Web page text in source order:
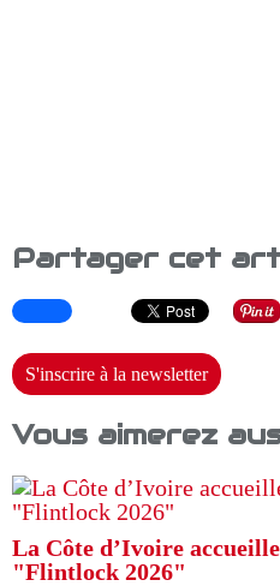
Partager cet
S'inscrire à la newsletter
Vous aimerez
La Côte d’Ivoire
"Flintlock 2026"